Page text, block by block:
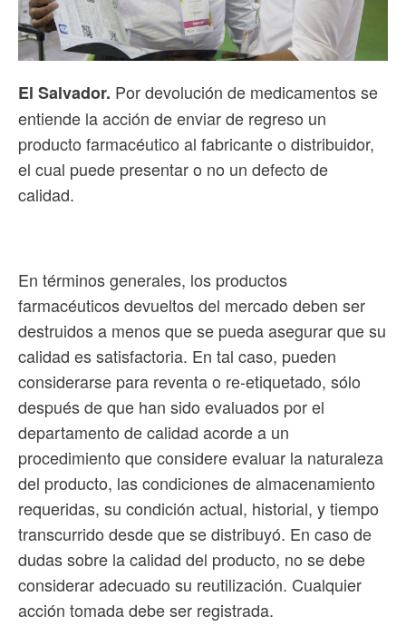
El Salvador. Por devolución de medicamentos se
entiende la acción de enviar de regreso un
producto farmacéutico al fabricante o distribuidor,
el cual puede presentar o no un defecto de
calidad.
En términos generales, los productos
farmacéuticos devueltos del mercado deben ser
destruidos a menos que se pueda asegurar que su
calidad es satisfactoria. En tal caso, pueden
considerarse para reventa o re-etiquetado, sólo
después de que han sido evaluados por el
departamento de calidad acorde a un
procedimiento que considere evaluar la naturaleza
del producto, las condiciones de almacenamiento
requeridas, su condición actual, historial, y tiempo
transcurrido desde que se distribuyó. En caso de
dudas sobre la calidad del producto, no se debe
considerar adecuado su reutilización. Cualquier
acción tomada debe ser registrada.